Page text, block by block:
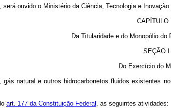
será ouvido o Ministério da Ciência, Tecnologia e Inovação.
CAPÍTULO
Da Titularidade e do Monopólio do
SEÇÃO I
Do Exercício do
natural e outros hidrocarbonetos fluidos existentes
art. 177 da Constituição Federal , as seguintes atividades: